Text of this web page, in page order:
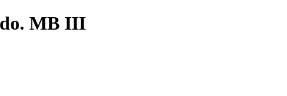
MB III